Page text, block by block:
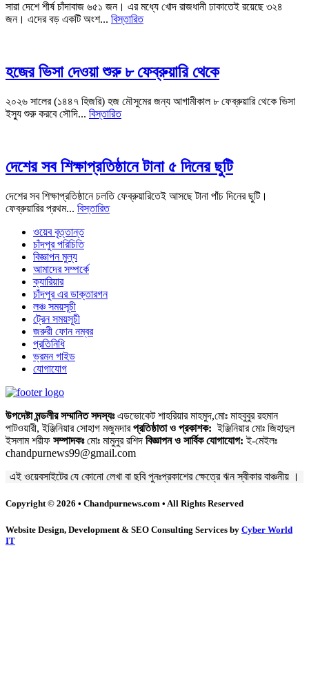
সারা দেশে শীর্ষ চাঁদাবাজ ৬৫১ জন। এর মধ্যে খোদ রাজধানী ঢাকাতেই রয়েছে ৩২৪
জন। এদের বড় একটি অংশ... বিস্তারিত
হজের ভিসা দেওয়া শুরু ৮ ফেব্রুয়ারি থেকে
২০২৬ সালের (১৪৪৭ হিজরি) হজ মৌসুমের জন্য আগামীকাল ৮ ফেব্রুয়ারি থেকে ভিসা
ইস্যু শুরু করবে সৌদি... বিস্তারিত
দেশের সব শিক্ষাপ্রতিষ্ঠানে টানা ৫ দিনের ছুটি
দেশের সব শিক্ষাপ্রতিষ্ঠানে চলতি ফেব্রুয়ারিতেই আসছে টানা পাঁচ দিনের ছুটি।
ফেব্রুয়ারির প্রথম... বিস্তারিত
ওয়েব বৃত্তান্ত
চাঁদপুর পরিচিতি
বিজ্ঞাপন মুল্য
আমাদের সম্পর্কে
ক্যারিয়ার
চাঁদপুর এর ডাক্তারগন
লঞ্চ সময়সূচী
ট্রেন সময়সূচী
জরুরী ফোন নম্বর
প্রতিনিধি
ভ্রমন গাইড
যোগাযোগ
উপদেষ্টা মন্ডলীর সম্মানিত সদস্যঃএডভোকেট শাহরিয়ার মাহমুদ,মোঃ মাহবুবুর রহমান
পাটওয়ারী, ইঞ্জিনিয়ার সোহাগ মজুমদারপ্রতিষ্ঠাতা ও প্রকাশক: ইঞ্জিনিয়ার মোঃ জিহাদুল
ইসলাম শরীফ সম্পাদকঃমোঃ মামুনুর রশিদ বিজ্ঞাপন ও সার্বিক যোগাযোগ: ই-মেইলঃ
chandpurnews99@gmail.com
এই ওয়েবসাইটের যে কোনো লেখা বা ছবি পুনঃপ্রকাশের ক্ষেত্রে ঋন স্বীকার বাঞ্চনীয় ।
Copyright © 2026 • Chandpurnews.com • All Rights Reserved
Website Design, Development & SEO Consulting Services by Cyber World
IT